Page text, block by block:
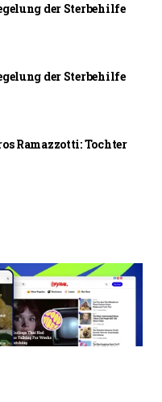
der Sterbehilfe
der Sterbehilfe
Ramazzotti: Tochter